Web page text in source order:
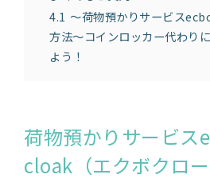
4.1 〜荷物預かりサービス
方法〜コインロッカー代わり
よう！
荷物預かりサービス
cloak（エクボクロ